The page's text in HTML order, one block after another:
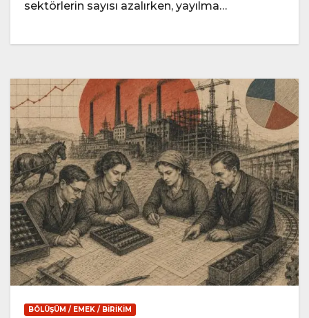
sektörlerin sayısı azalırken, yayılma…
BÖLÜŞÜM / EMEK / BIRIKIM